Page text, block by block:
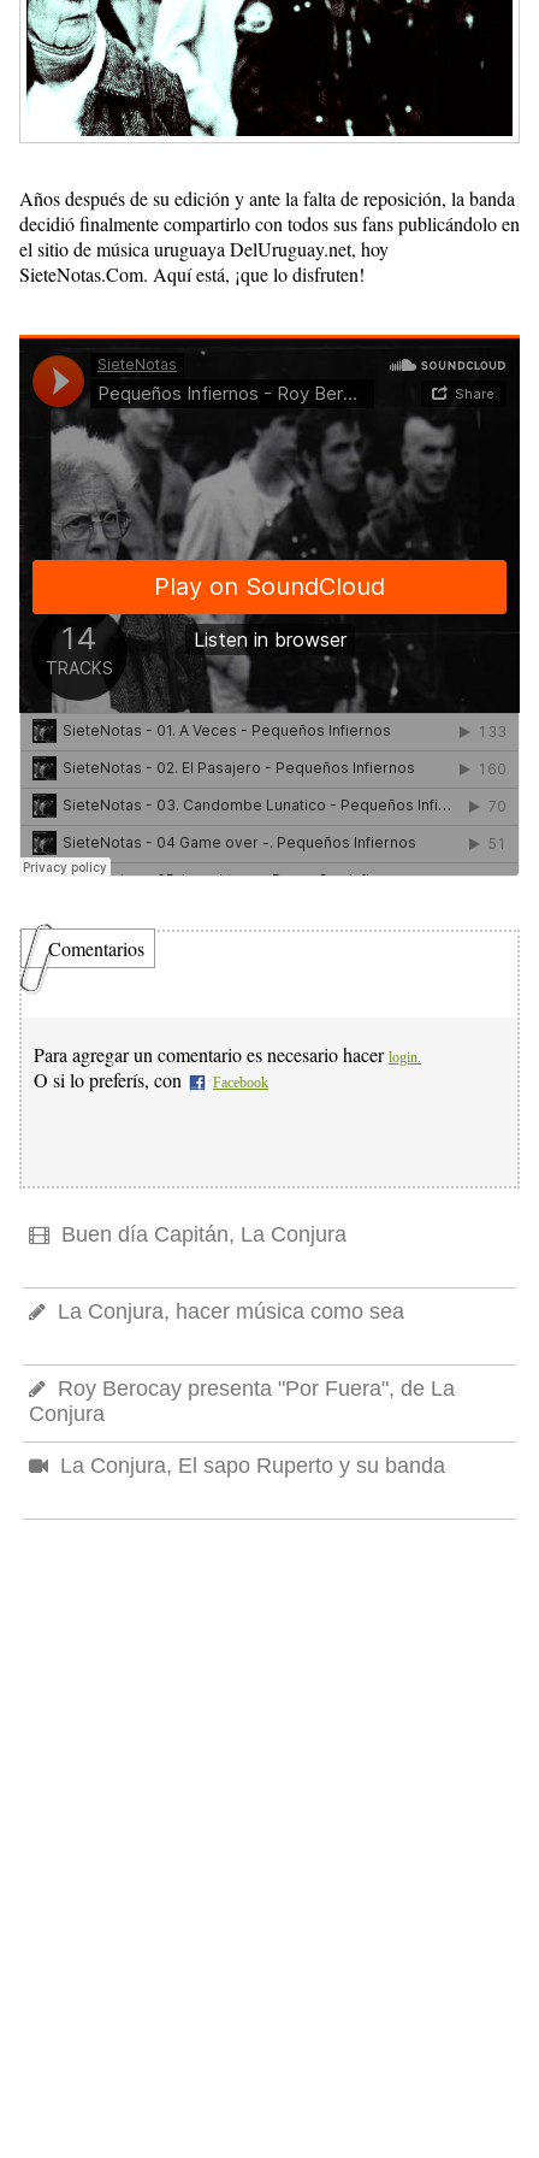
Años después de su edición y ante la falta de reposición, la banda
decidió finalmente compartirlo con todos sus fans publicándolo en
el sitio de música uruguaya DelUruguay.net, hoy
SieteNotas.Com. Aquí está, ¡que lo disfruten!
Comentarios
Para agregar un comentario es necesario hacer login.
O si lo preferís, con Facebook
Buen día Capitán, La Conjura
La Conjura, hacer música como sea
Roy Berocay presenta "Por Fuera", de La
Conjura
La Conjura, El sapo Ruperto y su banda